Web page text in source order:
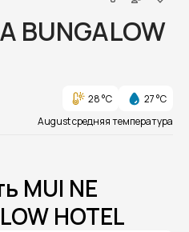
BUNGALOW
28 °C
27 °C
August средняя температура
MUI NE
HOTEL